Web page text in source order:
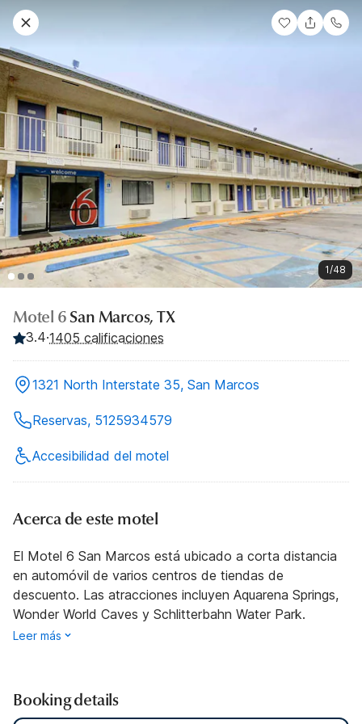
1/48
Motel 6San Marcos, TX
3.4·1405 calificaciones
1321 North Interstate 35, San Marcos
Reservas, 5125934579
Accesibilidad del motel
Acerca de este motel
El Motel 6 San Marcos está ubicado a corta distancia
en automóvil de varios centros de tiendas de
descuento. Las atracciones incluyen Aquarena Springs,
Wonder World Caves y Schlitterbahn Water Park.
Leer más
Booking details